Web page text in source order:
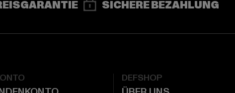
SICHERE BEZAHLUNG
DEFSHOP